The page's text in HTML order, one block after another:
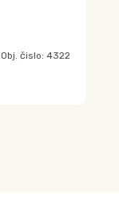
Obj. čislo: 4322